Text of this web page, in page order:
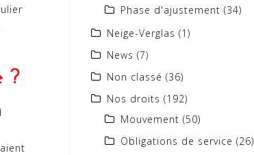
?
Phase d'ajustement (34)
Neige-Verglas (1)
News (7)
Non classé (36)
Nos droits (192)
Mouvement (50)
Obligations de service (26)